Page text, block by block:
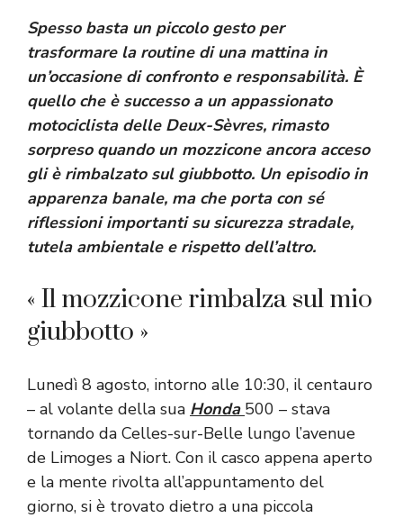
Spesso basta un piccolo gesto per
trasformare la routine di una mattina in
un’occasione di confronto e responsabilità. È
quello che è successo a un appassionato
motociclista delle Deux-Sèvres, rimasto
sorpreso quando un mozzicone ancora acceso
gli è rimbalzato sul giubbotto. Un episodio in
apparenza banale, ma che porta con sé
riflessioni importanti su sicurezza stradale,
tutela ambientale e rispetto dell’altro.
« Il mozzicone rimbalza sul mio
giubbotto »
Lunedì 8 agosto, intorno alle 10:30, il centauro
– al volante della sua Honda 500 – stava
tornando da Celles-sur-Belle lungo l’avenue
de Limoges a Niort. Con il casco appena aperto
e la mente rivolta all’appuntamento del
giorno, si è trovato dietro a una piccola